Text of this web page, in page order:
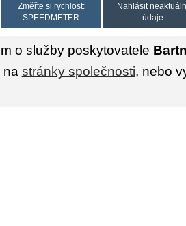
Změřte si rychlost:
SPEEDMETER
Nahlásit
údaje
o služby poskytovatele
na stránky společnosti, nebo